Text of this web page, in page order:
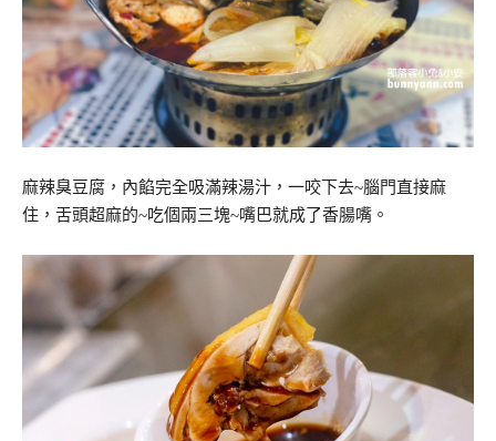
麻辣臭豆腐，內餡完全吸滿辣湯汁，一咬下去~腦門直接麻
住，舌頭超麻的~吃個兩三塊~嘴巴就成了香腸嘴。